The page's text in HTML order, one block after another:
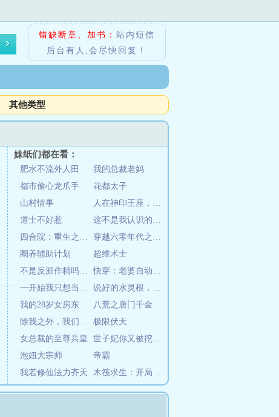
错缺断章、加书： 站内短信
后台有人,会尽快回复！
其他类型
妹纸们都在看：
肥水不流外人田
我的总裁老妈
都市偷心龙爪手
花都太子
山村情事
人在神印王座，但觉醒双生武魂了
道士不好惹
这不是我认识的阿拉德呀
四合院：重生之最牛傻柱
穿越六零年代之狩猎传奇
圈养辅助计划
超维术士
不是反派作精吗，怎么天天撒娇
快穿：老婆自动送上门，他爱了
一开始我只想当个演员
说好的水灵根，你批量生产神器？
我的28岁女房东
八荒之唐门千金
除我之外，我们全家都是BOSS
极限伏天
女总裁的至尊兵皇
世子妃你又被挖墙脚了莫非雨
泡妞大宗师
帝霸
我若修仙法力齐天
木筏求生：开局垂钓女武神